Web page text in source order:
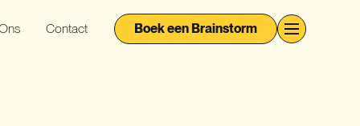
Contact Boek een Brainstorm